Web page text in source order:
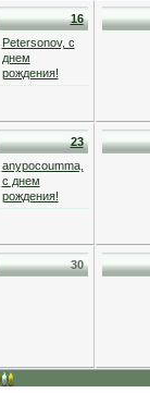
16
Petersonov, с
днем
рождения!
23
anypocoumma,
с днем
рождения!
30